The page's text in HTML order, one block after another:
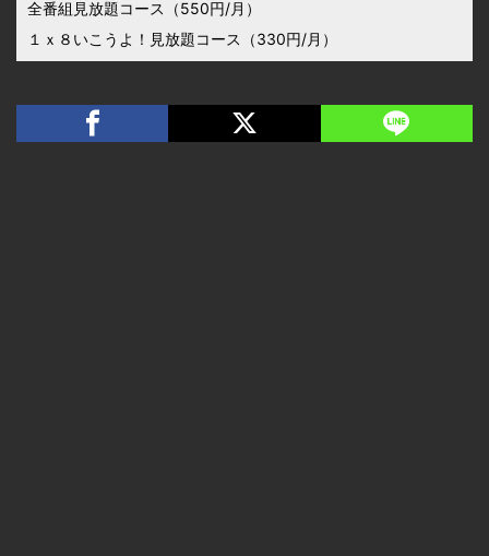
全番組見放題コース（550円/月）
１ｘ８いこうよ！見放題コース（330円/月）